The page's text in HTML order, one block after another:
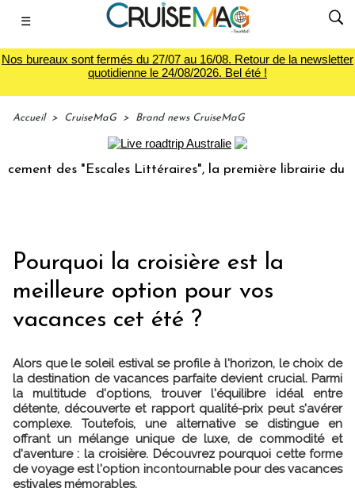
☰
Nos bureaux sont fermés du 27/07 au 16/08. Retour de la newsletter
quotidienne le 24/08/2026. Bel été !
Accueil > CruiseMaG > Brand news CruiseMaG
"Escales Littéraires", la première librairie du voyage
Pourquoi la croisière est la
meilleure option pour vos
vacances cet été ?
Alors que le soleil estival se profile à l'horizon, le choix de
la destination de vacances parfaite devient crucial. Parmi
la multitude d'options, trouver l'équilibre idéal entre
détente, découverte et rapport qualité-prix peut s'avérer
complexe. Toutefois, une alternative se distingue en
offrant un mélange unique de luxe, de commodité et
d'aventure : la croisière. Découvrez pourquoi cette forme
de voyage est l'option incontournable pour des vacances
estivales mémorables.